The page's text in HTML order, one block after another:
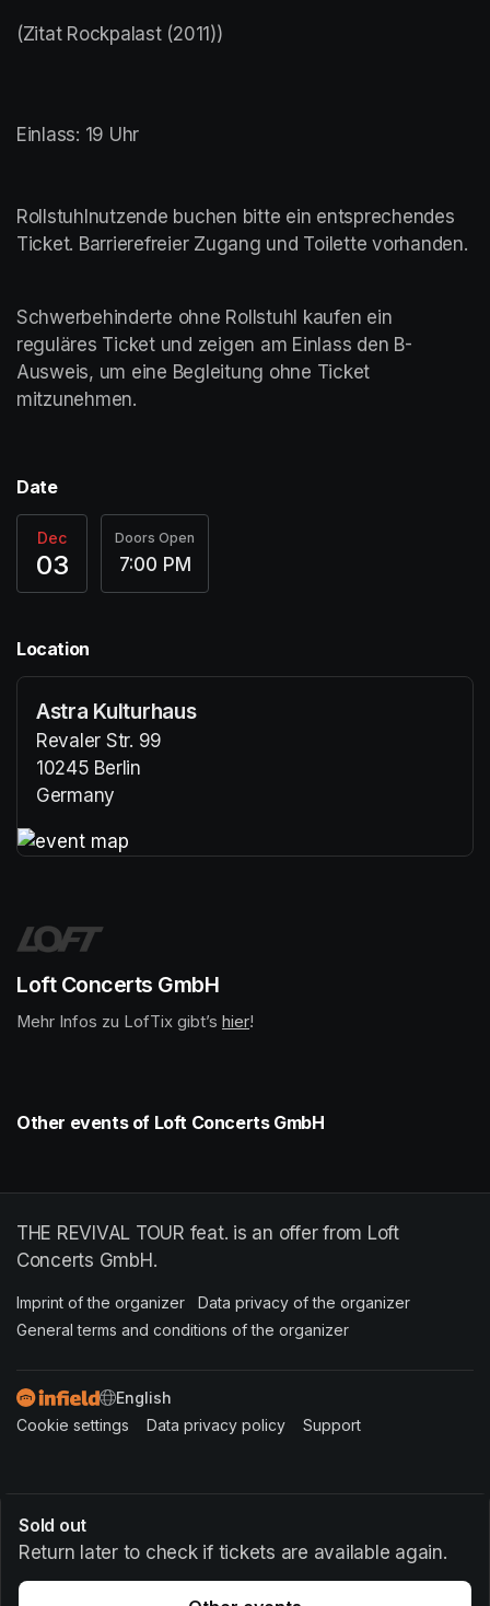
(Zitat Rockpalast (2011))
Einlass: 19 Uhr
Rollstuhlnutzende buchen bitte ein entsprechendes
Schwerbehinderte ohne Rollstuhl kaufen ein
reguläres Ticket und zeigen am Einlass den B-
Ausweis, um eine Begleitung ohne Ticket
Date
Dec
03
Doors Open
7:00 PM
Location
Astra Kulturhaus
Revaler Str. 99
10245 Berlin
Germany
Sold out
Return later to check if tickets are available again.
Loft Concerts GmbH
Mehr Infos zu LofTix gibt’s (opens in a new tab)
hier(opens in a new tab)
!
Other events of Loft Concerts GmbH
THE REVIVAL TOUR feat. is an offer from Loft
Concerts GmbH.
Imprint of the organizer (opens in a new tab)
Data privacy of the organizer
General terms and conditions of the organizer
SWITCH LANGUAGE
Cookie settings (opens in a new tab)
Data privacy policy (opens in a new tab)
Support